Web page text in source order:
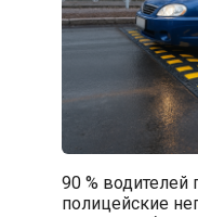
90 %
полицейские